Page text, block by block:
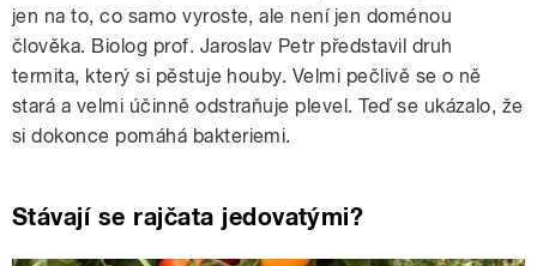
jen na to, co samo vyroste, ale není jen doménou
člověka. Biolog prof. Jaroslav Petr představil druh
termita, který si pěstuje houby. Velmi pečlivě se o ně
stará a velmi účinně odstraňuje plevel. Teď se ukázalo, že
si dokonce pomáhá bakteriemi.
Stávají se rajčata jedovatými?